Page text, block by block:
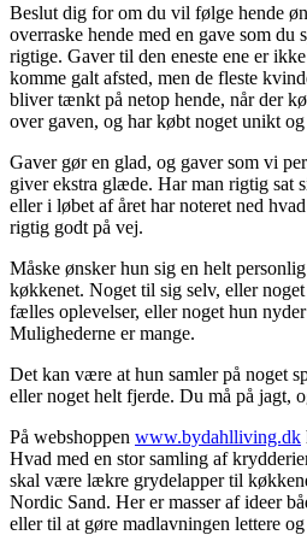
Beslut dig for om du vil følge hende
overraske hende med en gave som du
rigtige. Gaver til den eneste ene er
komme galt afsted, men de fleste
bliver tænkt på netop hende, når der
over gaven, og har købt noget unikt
Gaver gør en glad, og gaver som vi
giver ekstra glæde. Har man rigtig sat
eller i løbet af året har noteret ned
rigtig godt på vej.
Måske ønsker hun sig en helt
køkkenet. Noget til sig selv, eller
fælles oplevelser, eller noget hun
Mulighederne er mange.
Det kan være at hun samler på noget
eller noget helt fjerde. Du må på jagt,
På webshoppen www.bydahlliving.dk
Hvad med en stor samling af
skal være lækre grydelapper til
Nordic Sand. Her er masser af ideer
eller til at gøre madlavningen lettere